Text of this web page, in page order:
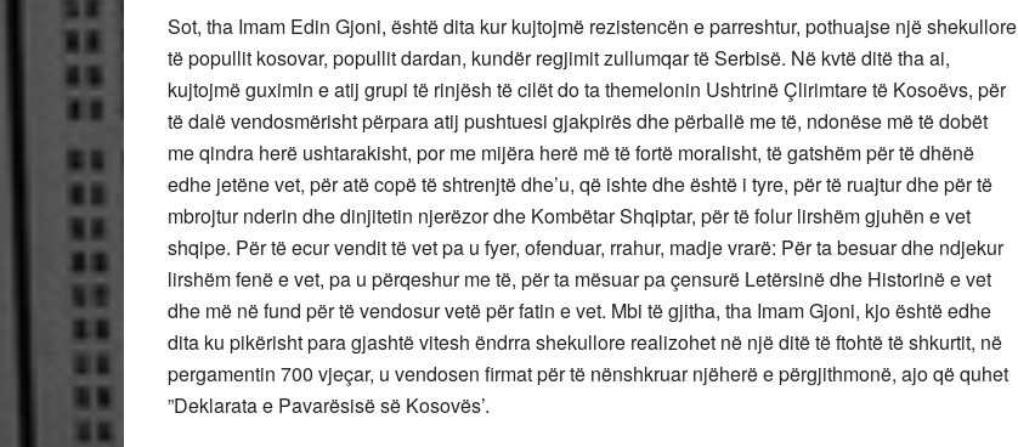
Sot, tha Imam Edin Gjoni, është dita kur kujtojmë rezistencën e parreshtur, pothuajse një shekullore
të popullit kosovar, popullit dardan, kundër regjimit zullumqar të Serbisë. Në kvtë ditë tha ai,
kujtojmë guximin e atij grupi të rinjësh të cilët do ta themelonin Ushtrinë Çlirimtare të Kosoëvs, për
të dalë vendosmërisht përpara atij pushtuesi gjakpirës dhe përballë me të, ndonëse më të dobët
me qindra herë ushtarakisht, por me mijëra herë më të fortë moralisht, të gatshëm për të dhënë
edhe jetëne vet, për atë copë të shtrenjtë dhe’u, që ishte dhe është i tyre, për të ruajtur dhe për të
mbrojtur nderin dhe dinjitetin njerëzor dhe Kombëtar Shqiptar, për të folur lirshëm gjuhën e vet
shqipe. Për të ecur vendit të vet pa u fyer, ofenduar, rrahur, madje vrarë: Për ta besuar dhe ndjekur
lirshëm fenë e vet, pa u përqeshur me të, për ta mësuar pa çensurë Letërsinë dhe Historinë e vet
dhe më në fund për të vendosur vetë për fatin e vet. Mbi të gjitha, tha Imam Gjoni, kjo është edhe
dita ku pikërisht para gjashtë vitesh ëndrra shekullore realizohet në një ditë të ftohtë të shkurtit, në
pergamentin 700 vjeçar, u vendosen firmat për të nënshkruar njëherë e përgjithmonë, ajo që quhet
”Deklarata e Pavarësisë së Kosovës’.